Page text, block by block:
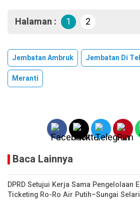
Halaman : 1 2
Jembatan Ambruk
Jembatan Di
Meranti
Baca Lainnya
DPRD Setujui Kerja Sama Pengelolaan
Ticketing Ro-Ro Air Putih–Sungai Selari